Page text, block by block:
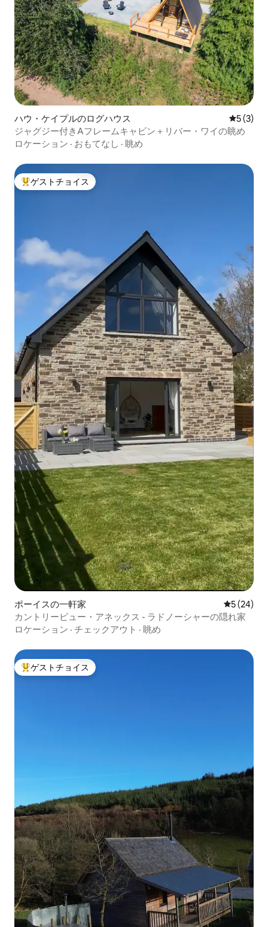
ハウ・ケイプルのログハウス レビュー
5 (3)
ジャグジー付きAフレームキャビン＋リバー・ワイの眺め
ロケーション · おもてなし · 眺め
大好評のゲストチョイスです。
ゲストチョイス
ポーイスの一軒家 レビュー
5 (24)
カントリービュー・アネックス - ラドノーシャーの隠れ家
ロケーション · チェックアウト · 眺め
大好評のゲストチョイスです。
ゲストチョイス